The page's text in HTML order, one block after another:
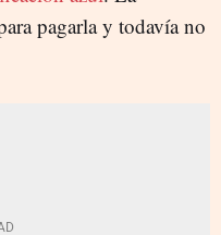
pagarla y todavía no